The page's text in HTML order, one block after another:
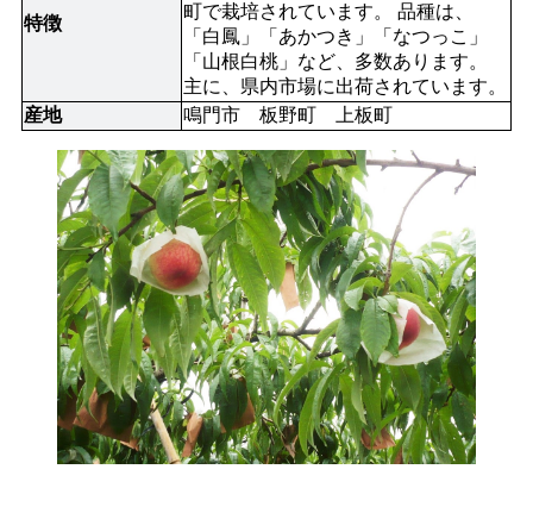
特徴
町で栽培されています。 品種は、
「白鳳」「あかつき」「なつっこ」
「山根白桃」など、多数あります。
主に、県内市場に出荷されています。
産地
鳴門市　板野町　上板町